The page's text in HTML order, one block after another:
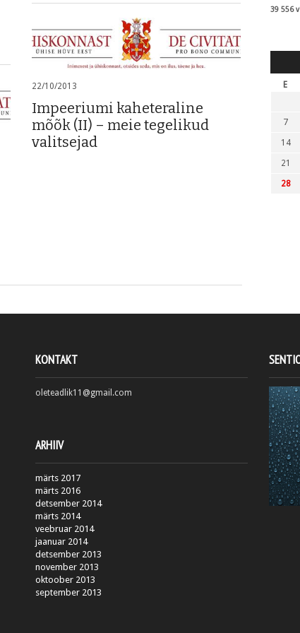
22/10/2013
Impeeriumi kaheteraline
mõõk (II) – meie tegelikud
valitsejad
39 556
E
7
14
21
28
KONTAKT
oleteadlik11@gmail.com
ARHIIV
märts 2017
märts 2016
detsember 2014
märts 2014
veebruar 2014
jaanuar 2014
detsember 2013
november 2013
oktoober 2013
september 2013